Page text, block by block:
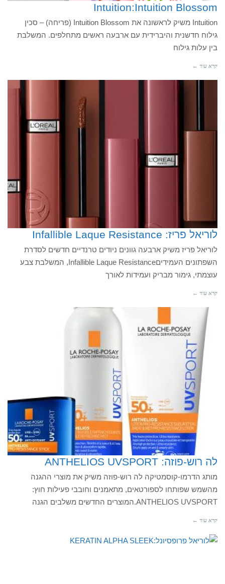
Intuition:Intuition Blossom
Intuition משיק לראשונה את Intuition Blossom (פריחה) – סכין
גילוח חדשנית והיברידית עם ארבעה ראשים מתחלפים. המשלבת
בין עלות גילוח
קרא עוד ←
לוריאל פריז: Infallible Laque Resistance
לוריאל פריז משיק ארבעה גוונים ניודים טרנדיים חדשים לסדרת
השפתונים העמידיםInfallible Laque Resistance, המשלבת צבע
עוצמתי, גימור מבריק ועמידות לאורך
קרא עוד ←
לה רוש-פוזה: ANTHELIOS UVSPORT
מותג הדרמו-קוסמטיקה לה רוש-פוזה משיק את מוצרי ההגנה
מהשמש שפותחו לספורטאים, מתאמנים וחובבי פעילות חוץ:
ANTHELIOS UVSPORT.המוצרים החדשים משלבים הגנה
קרא עוד ←